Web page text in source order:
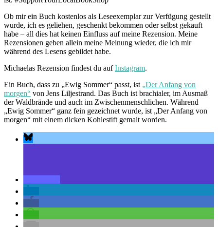
Ob mir ein Buch kostenlos als Leseexemplar zur Verfügung gestellt
wurde, ich es geliehen, geschenkt bekommen oder selbst gekauft
habe – all dies hat keinen Einfluss auf meine Rezension. Meine
Rezensionen geben allein meine Meinung wieder, die ich mir
während des Lesens gebildet habe.
Michaelas Rezension findest du aufInstagram.
Ein Buch, dass zu „Ewig Sommer“ passt, ist „Der Anfang von
morgen“ von Jens Liljestrand. Das Buch ist brachialer, im Ausmaß
der Waldbrände und auch im Zwischenmenschlichen. Während
„Ewig Sommer“ ganz fein gezeichnet wurde, ist „Der Anfang von
morgen“ mit einem dicken Kohlestift gemalt worden.